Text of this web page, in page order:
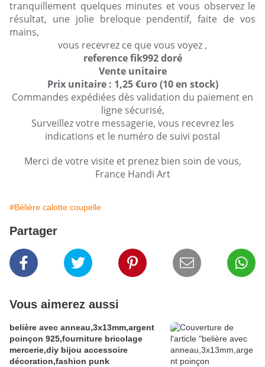
tranquillement quelques minutes et vous observez le
résultat, une jolie breloque pendentif, faite de vos
mains,
vous recevrez ce que vous voyez ,
reference fik992 doré
Vente unitaire
Prix unitaire : 1,25 €uro (10 en stock)
Commandes expédiées dès validation du paiement en
ligne sécurisé,
Surveillez votre messagerie, vous recevrez les
indications et le numéro de suivi postal
Merci de votre visite et prenez bien soin de vous,
France Handi Art
#Bélière calotte coupelle
Partager
Vous aimerez aussi
belière avec anneau,3x13mm,argent
poinçon 925,fourniture bricolage
mercerie,diy bijou accessoire
décoration,fashion punk